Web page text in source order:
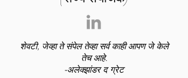
शेवटी, जेव्हा ते संपेल तेव्हा सर्व काही आपण जे केले
तेच आहे.
-अलेक्झांडर द ग्रेट